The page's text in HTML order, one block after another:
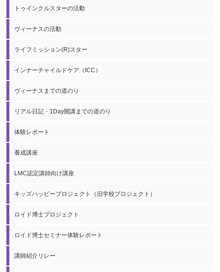
トゥインクルスターの活動
ヴィーナスの活動
ライフミッション(R)スター
インナーチャイルドケア（ICC）
ヴィーナスまでの道のり
リアル日記・1Day開講までの道のり
体験レポート
養成講座
LMC認定講師向け講座
キッズハッピープロジェクト（旧学校プロジェクト）
ロイド博士プロジェクト
ロイド博士セミナー体験レポート
講師紹介リレー